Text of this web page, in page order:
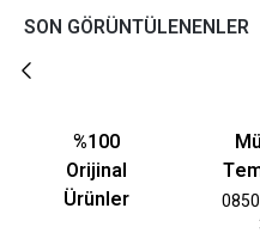
SON GÖRÜNTÜLENENLER
%100
Orijinal
Ürünler